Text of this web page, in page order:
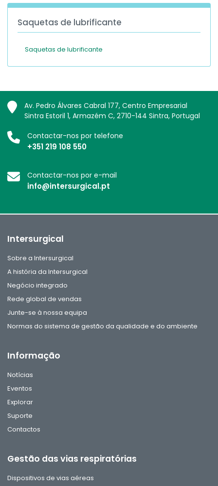
Saquetas de lubrificante
Saquetas de lubrificante
Av. Pedro Álvares Cabral 177, Centro Empresarial
Sintra Estoril 1, Armazém C, 2710-144 Sintra, Portugal
Contactar-nos por telefone
+351 219 108 550
Contactar-nos por e-mail
info@intersurgical.pt
Intersurgical
Sobre a Intersurgical
A história da Intersurgical
Negócio integrado
Rede global de vendas
Junte-se à nossa equipa
Normas do sistema de gestão da qualidade e do ambiente
Informação
Notícias
Eventos
Explorar
Suporte
Contactos
Gestão das vias respiratórias
Dispositivos de vias aéreas